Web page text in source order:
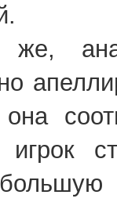
же,
она
игрок